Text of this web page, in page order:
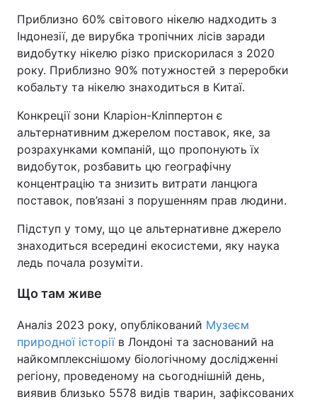
Приблизно 60% світового нікелю надходить з
Індонезії, де вирубка тропічних лісів заради
видобутку нікелю різко прискорилася з 2020
року. Приблизно 90% потужностей з переробки
кобальту та нікелю знаходиться в Китаї.
Конкреції зони Кларіон-Кліппертон є
альтернативним джерелом поставок, яке, за
розрахунками компаній, що пропонують їх
видобуток, розбавить цю географічну
концентрацію та знизить витрати ланцюга
поставок, пов’язані з порушенням прав людини.
Підступ у тому, що це альтернативне джерело
знаходиться всередині екосистеми, яку наука
ледь почала розуміти.
Що там живе
Аналіз 2023 року, опублікований Музеєм
природної історіїв Лондоні та заснований на
найкомплекснішому біологічному дослідженні
регіону, проведеному на сьогоднішній день,
виявив близько 5578 видів тварин, зафіксованих